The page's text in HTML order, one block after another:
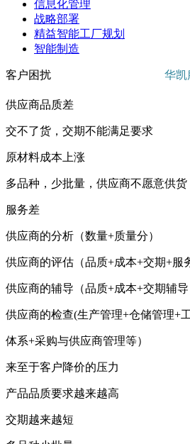
信息化管理
战略部署
精益智能工厂规划
智能制造
客户困扰 华凯
供应商品质差
交不了货，交期不能满足要求
原材料成本上涨
多品种，少批量，供应商不愿意供货
服务差
供应商的分析（数量+质量分）
供应商的评估（品质+成本+交期+服
供应商的辅导（品质+成本+交期辅导
供应商的检查(生产管理+仓储管理+
体系+采购与供应商管理等）
来至于客户降价的压力
产品品质要求越来越高
交期越来越短